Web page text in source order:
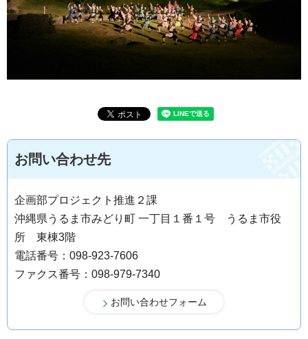
お問い合わせ先
企画部プロジェクト推進２課
沖縄県うるま市みどり町 一丁目１番１号 うるま市役
所 東棟3階
電話番号：098-923-7606
ファクス番号：098-979-7340